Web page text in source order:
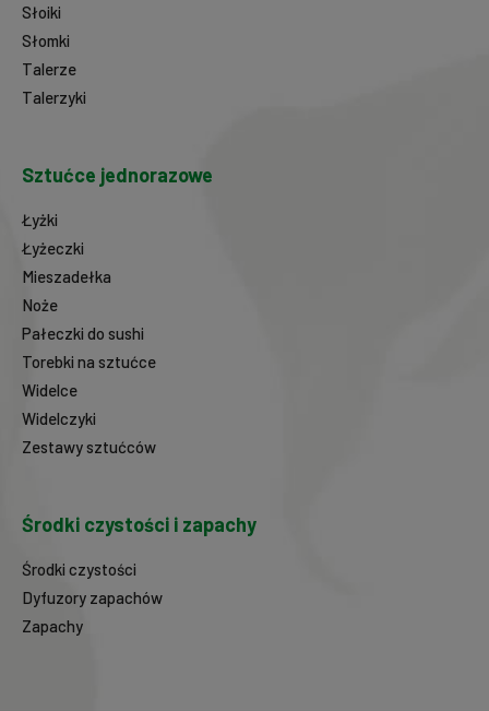
Słoiki
Słomki
Talerze
Talerzyki
Sztućce jednorazowe
Łyżki
Łyżeczki
Mieszadełka
Noże
Pałeczki do sushi
Torebki na sztućce
Widelce
Widelczyki
Zestawy sztućców
Środki czystości i zapachy
Środki czystości
Dyfuzory zapachów
Zapachy